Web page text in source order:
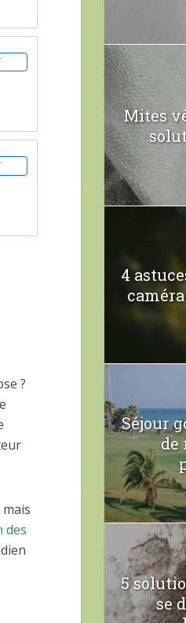
?
des
Mites
4
Séjour
de
5
se